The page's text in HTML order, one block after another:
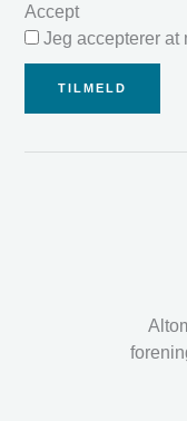
Accept
Jeg accepterer
TILMELD